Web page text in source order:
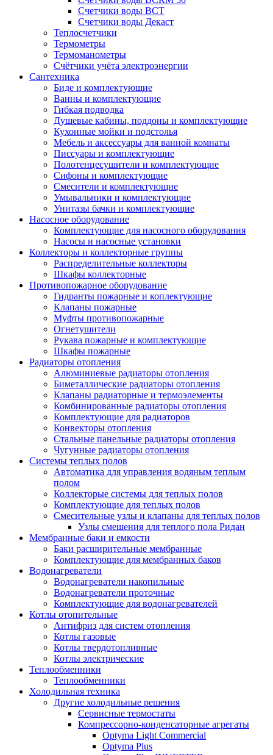
Счетчики воды ВСТ
Счетчики воды Декаст
Теплосчетчики
Термометры
Термоманометры
Счётчики учёта электроэнергии
Сантехника
Биде и комплектующие
Ванны и комплектующие
Гибкая подводка
Душевые кабины, поддоны и комплектующие
Кухонные мойки и подстолья
Мебель и аксессуары для ванной комнаты
Писсуары и комплектующие
Полотенцесушители и комплектующие
Сифоны и комплектующие
Смесители и комплектующие
Умывальники и комплектующие
Унитазы бачки и комплектующие
Насосное оборудование
Комплектующие для насосного оборудования
Насосы и насосные установки
Коллекторы и коллекторные группы
Распределительные коллекторы
Шкафы коллекторные
Противопожарное оборудование
Гидранты пожарные и коплектующие
Клапаны пожарные
Муфты противопожарные
Огнетушители
Рукава пожарные и комплектующие
Шкафы пожарные
Радиаторы отопления
Алюминиевые радиаторы отопления
Биметаллические радиаторы отопления
Клапаны радиаторные и термоэлементы
Комбинированные радиаторы отопления
Комплектующие для радиаторов
Конвекторы отопления
Стальные панельные радиаторы отопления
Чугунные радиаторы отопления
Системы теплых полов
Автоматика для управления водяным теплым
полом
Коллекторые системы для теплых полов
Комплектующие для теплых полов
Смесительные узлы и клапаны для теплых полов
Узлы смешения для теплого пола Ридан
Мембранные баки и емкости
Баки расширительные мембранные
Комплектующие для мембранных баков
Водонагреватели
Водонагреватели накопильные
Водонагреватели проточные
Комплектующие для водонагревателей
Котлы отопительные
Антифриз для систем отопления
Котлы газовые
Котлы твердотопливные
Котлы электрические
Теплообменники
Теплообменники
Холодильная техника
Другие холодильные решения
Сервисные термостаты
Компрессорно-конденсаторные агрегаты
Optyma Light Commercial
Optyma Plus